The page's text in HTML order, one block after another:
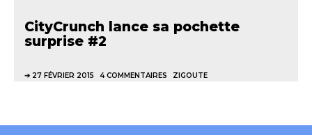
CityCrunch lance sa pochette
surprise #2
27 FÉVRIER 2015 4 COMMENTAIRES ZIGOUTE